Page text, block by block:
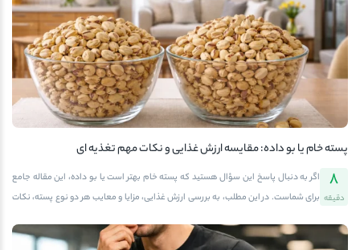
آن با پسته بو دادهپسته خام، مغز تازه ای است که بدون بو دادن، حرارت یا افزودنی های
شیمیایی فرآوری می شود. برخلاف پسته بو داده که معمولاً با نمک، روغن یا حرارت بالا
آماده می شود، پسته خام کالری کمتری دارد و مواد مغذی آن دست نخورده باقی می
مانند.تفاوت […]
پسته خام یا بو داده: مقایسه ارزش غذایی و نکات مهم تغذیه ای
8
دقیقه
اگر به دنبال پاسخ این سؤال هستید که پسته خام بهتر است یا بو داده، این مقاله جامع
برای شماست. در این مطلب، به بررسی ارزش غذایی، مزایا و معایب هر دو نوع پسته، نکات
و خشکبار آفتابگرم برای خرید پسته باکیفیت اقدام کنید و از تجربه خرید مطمئن لذت